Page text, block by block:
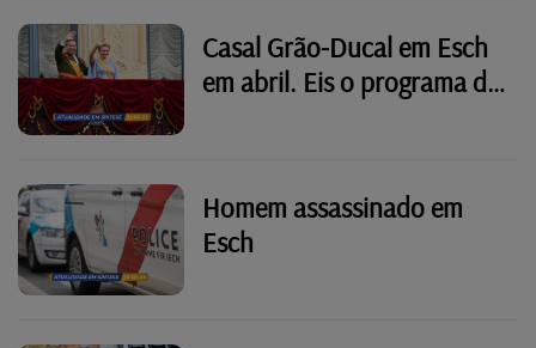
Casal Grão-Ducal em Esch
em abril. Eis o programa da
Homem assassinado em
Esch